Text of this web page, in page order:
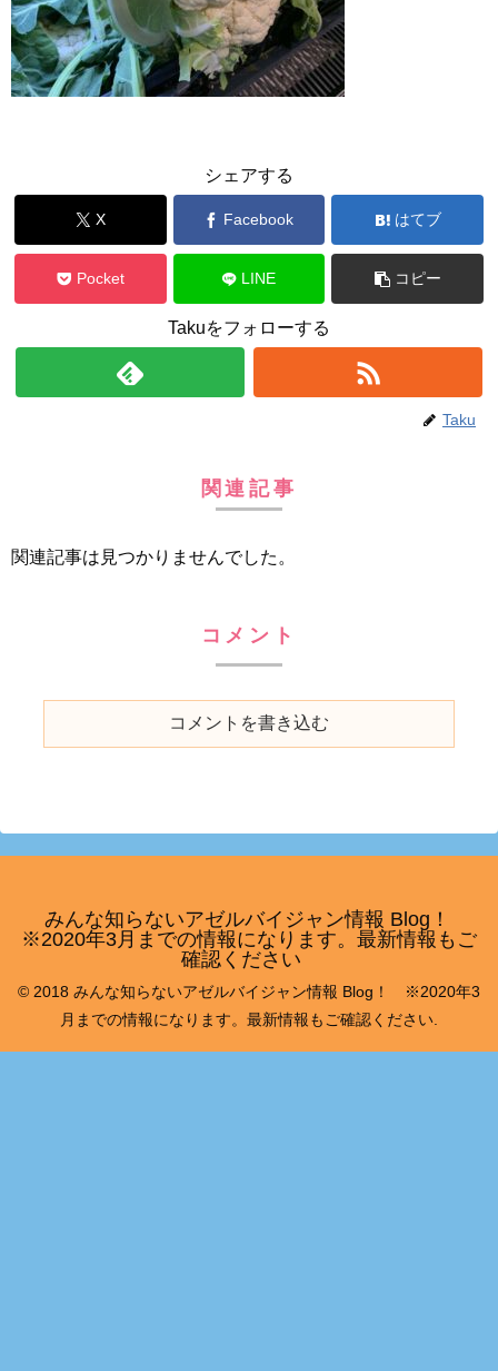
シェアする
X Facebook はてブ
Pocket LINE コピー
Takuをフォローする
Taku
関連記事
関連記事は見つかりませんでした。
コメント
コメントを書き込む
みんな知らないアゼルバイジャン情報 Blog！
※2020年3月までの情報になります。最新情報もご
確認ください
© 2018 みんな知らないアゼルバイジャン情報 Blog！ ※2020年3
月までの情報になります。最新情報もご確認ください.